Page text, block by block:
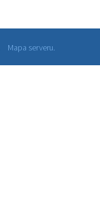
Mapa serveru.